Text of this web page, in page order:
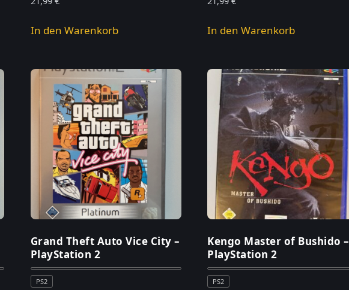
In den Warenkorb In den Warenkorb
Grand Theft Auto Vice City –
PlayStation 2
PS2
Kengo Master of Bushido –
PlayStation 2
PS2